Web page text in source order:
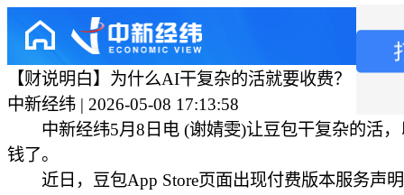
【财说明白】为什么AI干复杂的活就要收费？
中新经纬 | 2026-05-08 17:13:58
中新经纬5月8日电 (谢婧雯)让豆包干复杂的活，
钱了。
近日，豆包App Store页面出现付费版本服务声